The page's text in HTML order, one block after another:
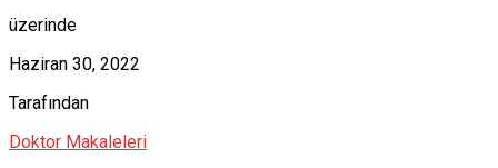
üzerinde
Haziran 30, 2022
Tarafından
Doktor Makaleleri